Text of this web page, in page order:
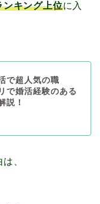
ンキング上位に入
で超人気の職
で婚活経験のある
説！
、